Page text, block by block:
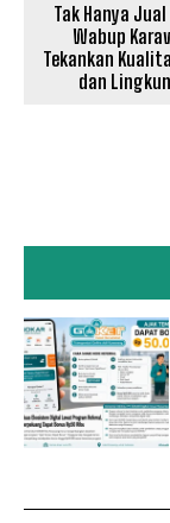
Tak Hanya Jual
Wabup
Tekankan
dan